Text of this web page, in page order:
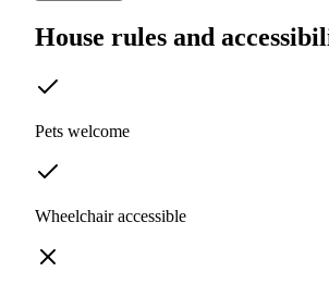
House rules and
Pets welcome
Wheelchair accessible